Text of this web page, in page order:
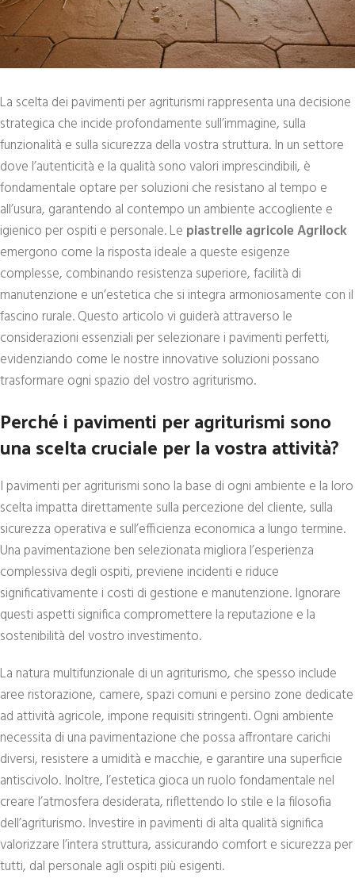
La scelta dei pavimenti per agriturismi rappresenta una decisione
strategica che incide profondamente sull’immagine, sulla
funzionalità e sulla sicurezza della vostra struttura. In un settore
dove l’autenticità e la qualità sono valori imprescindibili, è
fondamentale optare per soluzioni che resistano al tempo e
all’usura, garantendo al contempo un ambiente accogliente e
igienico per ospiti e personale. Le piastrelle agricole Agrilock
emergono come la risposta ideale a queste esigenze
complesse, combinando resistenza superiore, facilità di
manutenzione e un’estetica che si integra armoniosamente con il
fascino rurale. Questo articolo vi guiderà attraverso le
considerazioni essenziali per selezionare i pavimenti perfetti,
evidenziando come le nostre innovative soluzioni possano
trasformare ogni spazio del vostro agriturismo.
Perché i pavimenti per agriturismi sono
una scelta cruciale per la vostra attività?
I pavimenti per agriturismi sono la base di ogni ambiente e la loro
scelta impatta direttamente sulla percezione del cliente, sulla
sicurezza operativa e sull’efficienza economica a lungo termine.
Una pavimentazione ben selezionata migliora l’esperienza
complessiva degli ospiti, previene incidenti e riduce
significativamente i costi di gestione e manutenzione. Ignorare
questi aspetti significa compromettere la reputazione e la
sostenibilità del vostro investimento.
La natura multifunzionale di un agriturismo, che spesso include
aree ristorazione, camere, spazi comuni e persino zone dedicate
ad attività agricole, impone requisiti stringenti. Ogni ambiente
necessita di una pavimentazione che possa affrontare carichi
diversi, resistere a umidità e macchie, e garantire una superficie
antiscivolo. Inoltre, l’estetica gioca un ruolo fondamentale nel
creare l’atmosfera desiderata, riflettendo lo stile e la filosofia
dell’agriturismo. Investire in pavimenti di alta qualità significa
valorizzare l’intera struttura, assicurando comfort e sicurezza per
tutti, dal personale agli ospiti più esigenti.